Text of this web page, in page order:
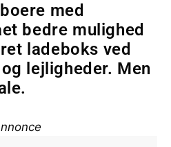
med
bedre mulighed
ladeboks ved
lejligheder. Men